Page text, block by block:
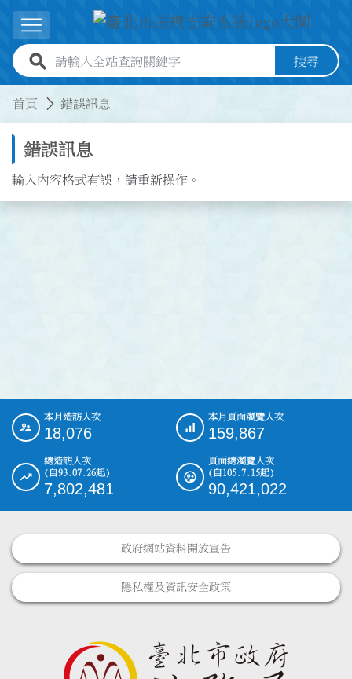
跳到主要內容
展開選單
全站查詢關鍵字欄位 搜尋
首頁 錯誤訊息
錯誤訊息
輸入內容格式有誤，請重新操作。
::: 本月造訪人次
18,076
本月頁面瀏覽人次
159,867
總造訪人次
(自93.07.26起)
7,802,481
頁面總瀏覽人次
(自105.7.15起)
90,421,022
政府網站資料開放宣告
隱私權及資訊安全政策